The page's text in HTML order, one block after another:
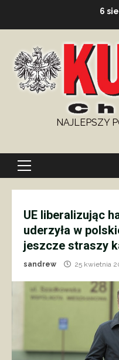
6
NAJLEPSZY
Primary
UE liberalizując
uderzyła w
jeszcze straszy
sandrew 25 kwietnia